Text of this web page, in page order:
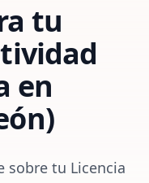
tu
en
sobre tu Licencia